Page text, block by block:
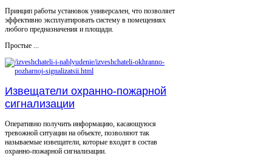
Принцип работы установок универсален, что позволяет
эффективно эксплуатировать систему в помещениях
любого предназначения и площади.
Простые ...
Извещатели охранно-пожарной
сигнализации
Оперативно получить информацию, касающуюся
тревожной ситуации на объекте, позволяют так
называемые извещатели, которые входят в состав
охранно-пожарной сигнализации.